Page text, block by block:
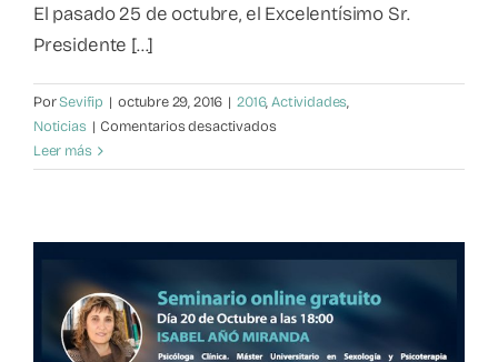
El pasado 25 de octubre, el Excelentísimo Sr.
Presidente [...]
PorSevifip | octubre 29, 2016 | 2016,Actividades,
Noticias | Comentarios desactivadosen
del
CGPJ
SEVIFIP
Leer más